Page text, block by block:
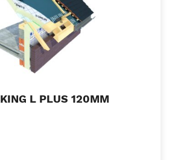
L PLUS 120MM